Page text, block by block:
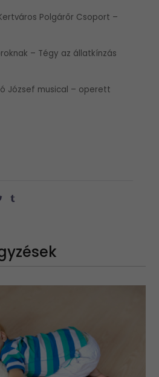
Polgárőr Csoport –
– Tégy az állatkínzás
József musical – operett